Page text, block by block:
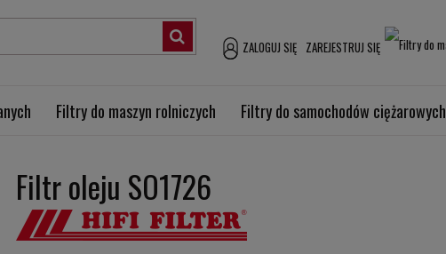
ZAREJESTRUJ SIĘ
ZALOGUJ SIĘ
Filtry do maszyn rolniczych Filtry do samochodów ciężarowych
Filtr oleju SO1726